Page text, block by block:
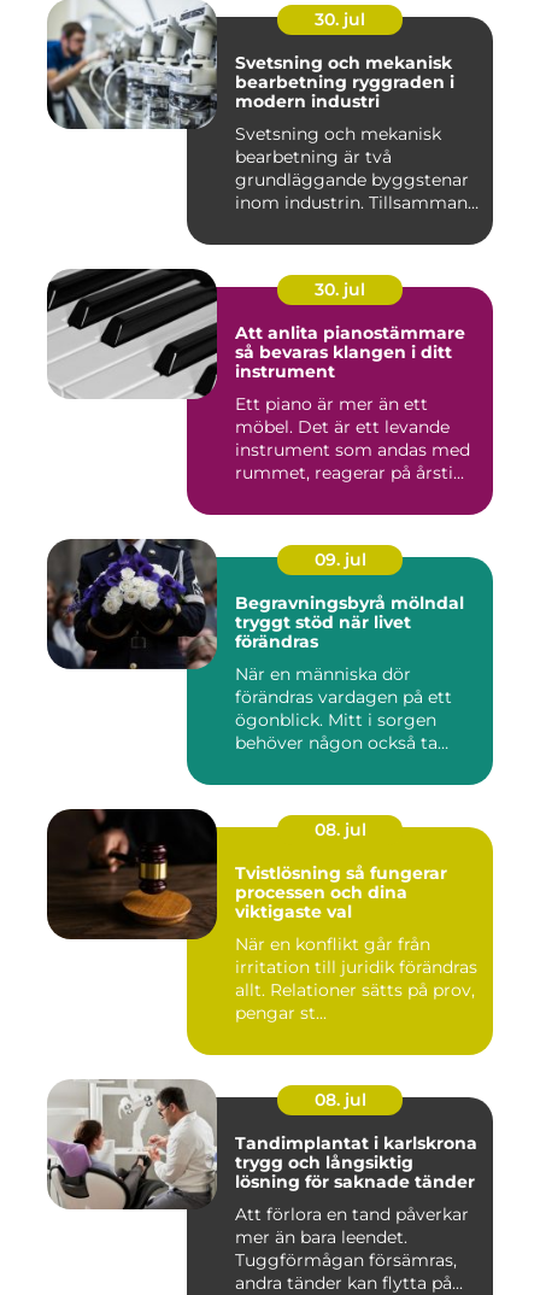
30. jul
Svetsning och mekanisk
bearbetning ryggraden i
modern industri
Svetsning och mekanisk
bearbetning är två
grundläggande byggstenar
inom industrin. Tillsammans
30. jul
Att anlita pianostämmare
så bevaras klangen i ditt
instrument
Ett piano är mer än ett
möbel. Det är ett levande
instrument som andas med
rummet, reagerar på årsti...
09. jul
Begravningsbyrå mölndal
tryggt stöd när livet
förändras
När en människa dör
förändras vardagen på ett
ögonblick. Mitt i sorgen
behöver någon också ta
08. jul
Tvistlösning så fungerar
processen och dina
viktigaste val
När en konflikt går från
irritation till juridik förändras
allt. Relationer sätts på prov,
pengar st...
08. jul
Tandimplantat i karlskrona
trygg och långsiktig
lösning för saknade tänder
Att förlora en tand påverkar
mer än bara leendet.
Tuggförmågan försämras,
andra tänder kan flytta på...